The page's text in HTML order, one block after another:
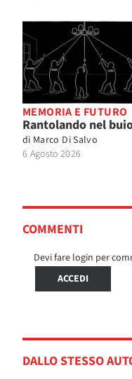
MEMORIA E FUTURO
Rantolando nel
di Marco Di Salvo
6 Agosto 2026
COMMENTI
Devi fare login per
ACCEDI
DALLO STESSO